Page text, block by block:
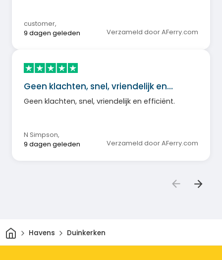
customer,
9 dagen geleden
Verzameld door AFerry.com
Geen klachten, snel, vriendelijk en…
Geen klachten, snel, vriendelijk en efficiënt.
N Simpson,
9 dagen geleden
Verzameld door AFerry.com
ThuisHavens Duinkerken